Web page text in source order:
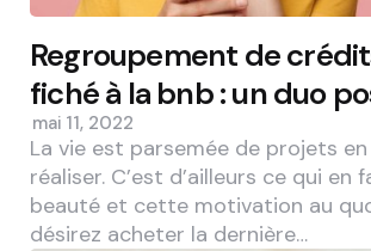
Regroupement de
fiché à la bnb : un duo
mai 11, 2022
La vie est parsemée de projets
réaliser. C’est d’ailleurs ce qui en
beauté et cette motivation au
désirez acheter la dernière…